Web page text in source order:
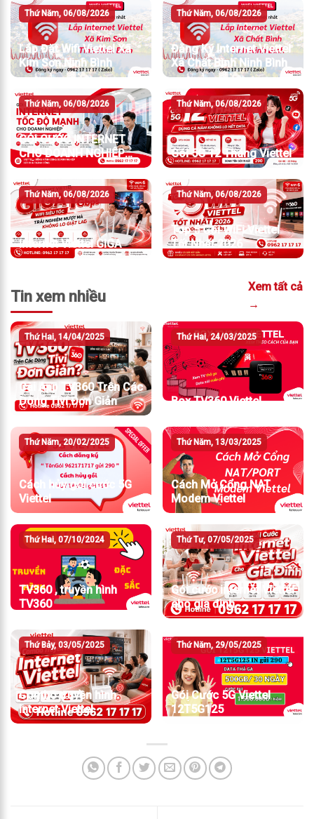
Thứ Năm, 06/08/2026
Lắp Đặt Wifi Viettel Xã
Kim Sơn Ninh Bình
Thứ Năm, 06/08/2026
Đăng Ký Internet Viettel
Xã Chất Bình Ninh Bình
Thứ Năm, 06/08/2026
GÓI CƯỚC INTERNET
CHO DOANH NGHIỆP
TỐC ĐỘ MẠNH
Thứ Năm, 06/08/2026
Gói 5G 12 Tháng Viettel
Thứ Năm, 06/08/2026
Internet Viettel GIGA
Thứ Năm, 06/08/2026
Top 5 Gói WiFi Viettel
Tốt Nhất 2026
Tin xem nhiều
Xem tất cả
→
Thứ Hai, 14/04/2025
Cài App TV360 Trên Các
Dòng Tivi Đơn Giản
Thứ Hai, 24/03/2025
Box TV360 Viettel
Thứ Năm, 20/02/2025
Cách hủy gói cước 5G
Viettel
Thứ Năm, 13/03/2025
Cách Mở Cổng NAT
Modem Viettel
Thứ Hai, 07/10/2024
TV360 , truyền hình
TV360
Thứ Tư, 07/05/2025
Gói cước internet Viettel
cho gia đình
Thứ Bảy, 03/05/2025
Combo truyền hình
internet Viettel
Thứ Năm, 29/05/2025
Gói Cước 5G Viettel
12T5G125